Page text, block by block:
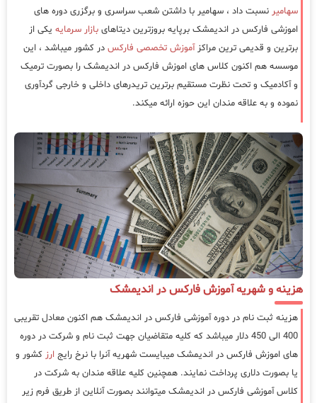
سهامیر نسبت داد ، سهامیر با داشتن شعب سراسری و برگزری دوره های
اموزشی فارکس در اندیمشک برپایه بروزترین دیتاهای بازار سرمایه یکی از
برترین و قدیمی ترین مراکزآموزش تخصصی فارکس در کشور میباشد ، این
موسسه هم اکنون کلاس های اموزش فارکس در اندیمشک را بصورت ترمیک
و آکادمیک و تحت نظرت مستقیم برترین تریدرهای داخلی و خارجی گردآوری
نموده و به علاقه مندان این حوزه ارائه میکند.
هزینه و شهریه آموزش فارکس در اندیمشک
هزینه ثبت نام در دوره آموزشی فارکس در اندیمشک هم اکنون معادل تقریبی
400 الی 450 دلار میباشد که کلیه متقاضیان جهت ثبت نام و شرکت در دوره
های اموزش فارکس در اندیمشک میبایست شهریه آنرا با نرخ رایج ارز کشور و
یا بصورت دلاری پرداخت نمایند. همچنین کلیه علاقه مندان به شرکت در
کلاس آموزشی فارکس در اندیمشک میتوانند بصورت آنلاین از طریق فرم زیر